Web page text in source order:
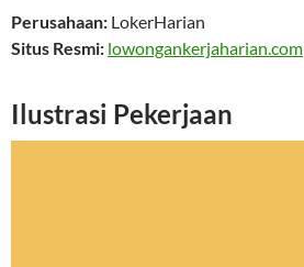
Perusahaan: LokerHarian
Situs Resmi: lowongankerjaharian.com
Ilustrasi Pekerjaan